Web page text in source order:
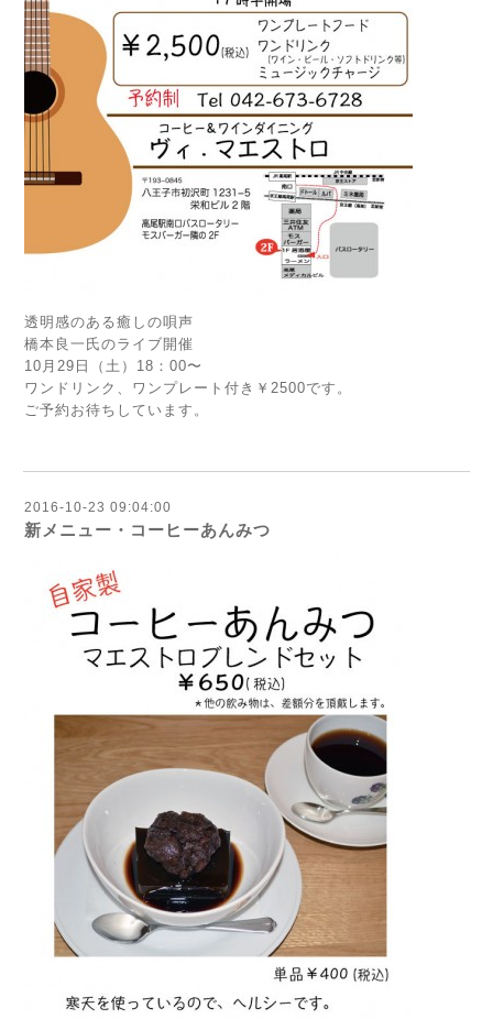
透明感のある癒しの唄声
橋本良一氏のライブ開催
10月29日（土）18：00〜
ワンドリンク、ワンプレート付き￥2500です。
ご予約お待ちしています。
2016-10-23 09:04:00
新メニュー・コーヒーあんみつ